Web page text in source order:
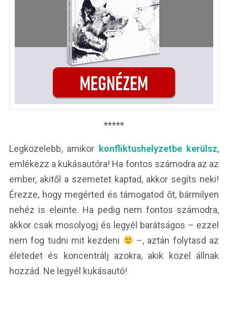
*****
Legközelebb, amikor konfliktushelyzetbe kerülsz,
emlékezz a kukásautóra! Ha fontos számodra az az
ember, akitől a szemetet kaptad, akkor segíts neki!
Érezze, hogy megérted és támogatod őt, bármilyen
nehéz is eleinte. Ha pedig nem fontos számodra,
akkor csak mosolyogj és legyél barátságos – ezzel
nem fog tudni mit kezdeni
–, aztán folytasd az
életedet és koncentrálj azokra, akik közel állnak
hozzád. Ne legyél kukásautó!